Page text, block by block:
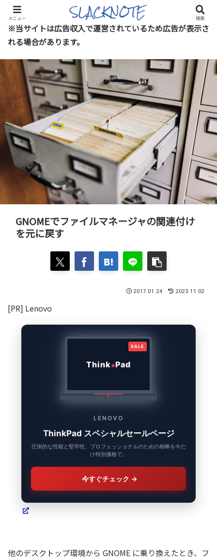
※当サイトは広告収入で運営されているため広告が表示さ
れる場合があります。
GNOMEでファイルマネージャの関連付け
を元に戻す
2017.01.24 2023.11.02
[PR] Lenovo
Think Pad
SALE
LENOVO
ThinkPad スペシャルセールページ
圧倒的な性能と堅牢性。プロフェッショナルのための相棒を今だ
け特別価格で。
今すぐチェック →
他のデスクトップ環境から GNOME に乗り換えたとき、フ
メニュー 検索